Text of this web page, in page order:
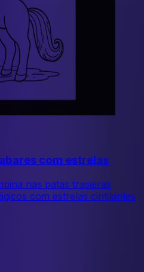
com estrelas
nas patas traseiras
com estrelas cintilantes